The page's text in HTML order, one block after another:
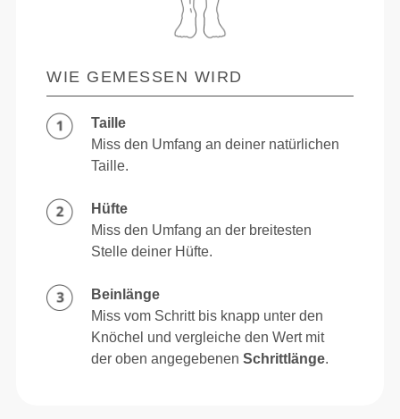
WIE GEMESSEN WIRD
Taille
Miss den Umfang an deiner natürlichen
Taille.
Hüfte
Miss den Umfang an der breitesten
Stelle deiner Hüfte.
Beinlänge
Miss vom Schritt bis knapp unter den
Knöchel und vergleiche den Wert mit
der oben angegebenenSchrittlänge.